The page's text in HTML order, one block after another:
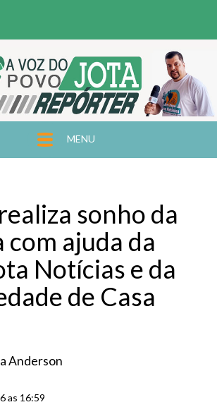
MENU
sonho da
com ajuda da
Notícias e da
de Casa
Anderson
as 16:59